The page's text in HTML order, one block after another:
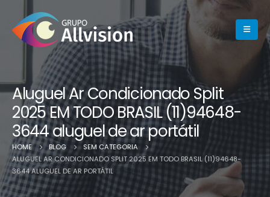
Aluguel Ar Condicionado Split
2025 EM TODO BRASIL (11)94648-
3644 aluguel de ar portátil
HOME BLOG
SEM CATEGORIA
ALUGUEL AR CONDICIONADO SPLIT 2025 EM TODO BRASIL (11)94648-
3644 ALUGUEL DE AR PORTÁTIL